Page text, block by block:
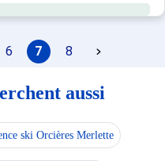
6 7 8
aussi
ski Orcières Merlette